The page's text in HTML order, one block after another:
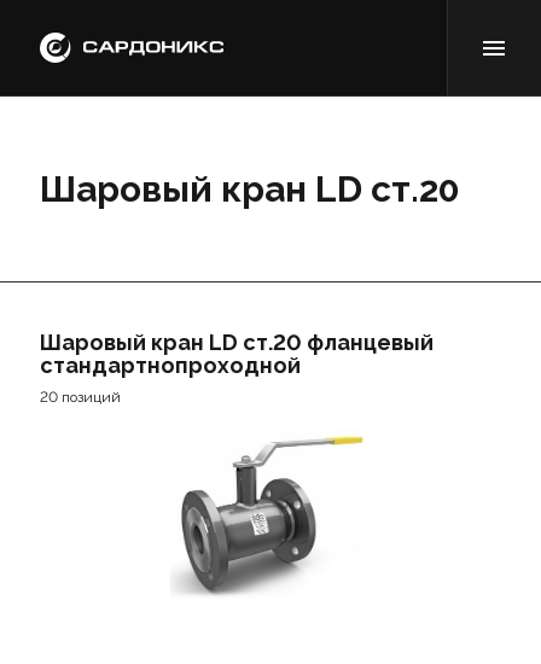
Шаровый кран LD ст.20
Шаровый кран LD ст.20 фланцевый
стандартнопроходной
20 позиций